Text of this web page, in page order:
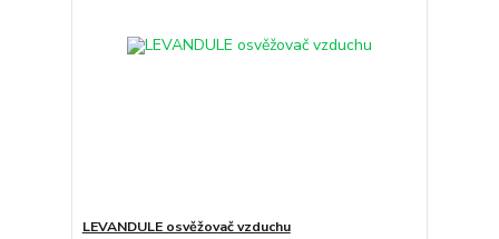
LEVANDULE osvěžovač vzduchu